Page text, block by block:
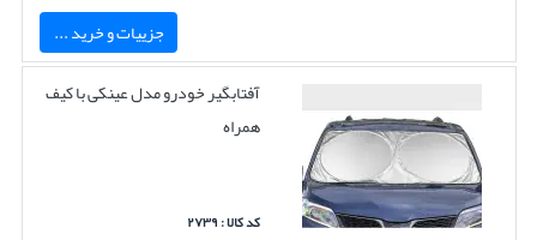
جزییات و خرید ...
آفتابگیر خودرو مدل عینکی با کیف
همراه
کد کالا : ۲۷۳۹